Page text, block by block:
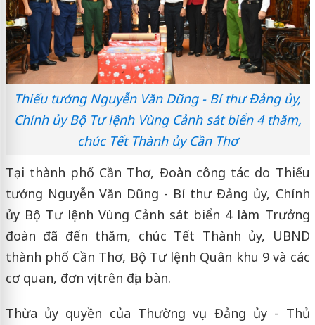
Thiếu tướng Nguyễn Văn Dũng - Bí thư Đảng ủy,
Chính ủy Bộ Tư lệnh Vùng Cảnh sát biển 4 thăm,
chúc Tết Thành ủy Cần Thơ
Tại thành phố Cần Thơ, Đoàn công tác do Thiếu
tướng Nguyễn Văn Dũng - Bí thư Đảng ủy, Chính
ủy Bộ Tư lệnh Vùng Cảnh sát biển 4 làm Trưởng
đoàn đã đến thăm, chúc Tết Thành ủy, UBND
thành phố Cần Thơ, Bộ Tư lệnh Quân khu 9 và các
cơ quan, đơn vị trên địa bàn.
Thừa ủy quyền của Thường vụ Đảng ủy - Thủ